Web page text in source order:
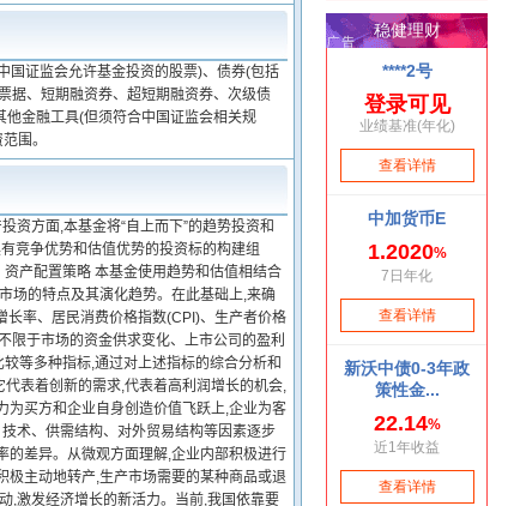
国证监会允许基金投资的股票)、债券(包括
据、短期融资券、超短期融资券、次级债
金融工具(但须符合中国证监会相关规
围。
资方面,本基金将“自上而下”的趋势投资和
竞争优势和估值优势的投资标的构建组
产配置策略 本基金使用趋势和估值相结合
场的特点及其演化趋势。在此基础上,来确
率、居民消费价格指数(CPI)、生产者价格
于市场的资金供求变化、上市公司的盈利
等多种指标,通过对上述指标的综合分析和
表着创新的需求,代表着高利润增长的机会,
为买方和企业自身创造价值飞跃上,企业为客
术、供需结构、对外贸易结构等因素逐步
的差异。从微观方面理解,企业内部积极进行
极主动地转产,生产市场需要的某种商品或退
,激发经济增长的新活力。当前,我国依靠要